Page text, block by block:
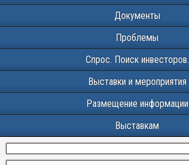
Документы
Проблемы
Спрос. Поиск инвесторов.
Выставки и мероприятия
Размещение информации
Выставкам